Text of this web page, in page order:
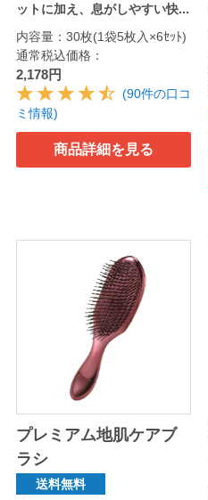
ットに加え、息がしやすい快...
内容量：30枚(1袋5枚入×6ｾｯﾄ)
通常税込価格：
2,178円
(90件の口コ
ミ情報)
商品詳細を見る
プレミアム地肌ケアブ
ラシ
送料無料